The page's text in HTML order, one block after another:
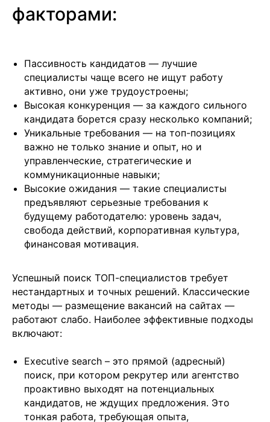
факторами:
Пассивность кандидатов — лучшие
специалисты чаще всего не ищут работу
активно, они уже трудоустроены;
Высокая конкуренция — за каждого сильного
кандидата борется сразу несколько компаний;
Уникальные требования — на топ-позициях
важно не только знание и опыт, но и
управленческие, стратегические и
коммуникационные навыки;
Высокие ожидания — такие специалисты
предъявляют серьезные требования к
будущему работодателю: уровень задач,
свобода действий, корпоративная культура,
финансовая мотивация.
Успешный поиск ТОП-специалистов требует
нестандартных и точных решений. Классические
методы — размещение вакансий на сайтах —
работают слабо. Наиболее эффективные подходы
включают:
Executive search – это прямой (адресный)
поиск, при котором рекрутер или агентство
проактивно выходят на потенциальных
кандидатов, не ждущих предложения. Это
тонкая работа, требующая опыта,